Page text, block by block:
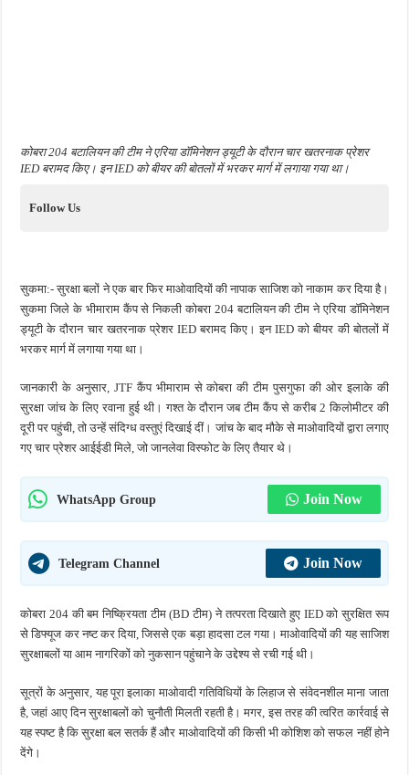
कोबरा 204 बटालियन की टीम ने एरिया डॉमिनेशन ड्यूटी के दौरान चार खतरनाक प्रेशर
IED बरामद किए। इन IED को बीयर की बोतलों में भरकर मार्ग में लगाया गया था।
Follow Us
सुकमा:- सुरक्षा बलों ने एक बार फिर माओवादियों की नापाक साजिश को नाकाम कर दिया है।
सुकमा जिले के भीमाराम कैंप से निकली कोबरा 204 बटालियन की टीम ने एरिया डॉमिनेशन
ड्यूटी के दौरान चार खतरनाक प्रेशर IED बरामद किए। इन IED को बीयर की बोतलों में
भरकर मार्ग में लगाया गया था।
जानकारी के अनुसार, JTF कैंप भीमाराम से कोबरा की टीम पुसगुफा की ओर इलाके की
सुरक्षा जांच के लिए रवाना हुई थी। गश्त के दौरान जब टीम कैंप से करीब 2 किलोमीटर की
दूरी पर पहुंची, तो उन्हें संदिग्ध वस्तुएं दिखाई दीं। जांच के बाद मौके से माओवादियों द्वारा लगाए
गए चार प्रेशर आईईडी मिले, जो जानलेवा विस्फोट के लिए तैयार थे।
WhatsApp Group Join Now
Telegram Channel Join Now
कोबरा 204 की बम निष्क्रियता टीम (BD टीम) ने तत्परता दिखाते हुए IED को सुरक्षित रूप
से डिफ्यूज कर नष्ट कर दिया, जिससे एक बड़ा हादसा टल गया। माओवादियों की यह साजिश
सुरक्षाबलों या आम नागरिकों को नुकसान पहुंचाने के उद्देश्य से रची गई थी।
सूत्रों के अनुसार, यह पूरा इलाका माओवादी गतिविधियों के लिहाज से संवेदनशील माना जाता
है, जहां आए दिन सुरक्षाबलों को चुनौती मिलती रहती है। मगर, इस तरह की त्वरित कार्रवाई से
यह स्पष्ट है कि सुरक्षा बल सतर्क हैं और माओवादियों की किसी भी कोशिश को सफल नहीं होने
देंगे।